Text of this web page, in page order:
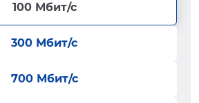
100 Мбит/с
300 Мбит/с
700 Мбит/с